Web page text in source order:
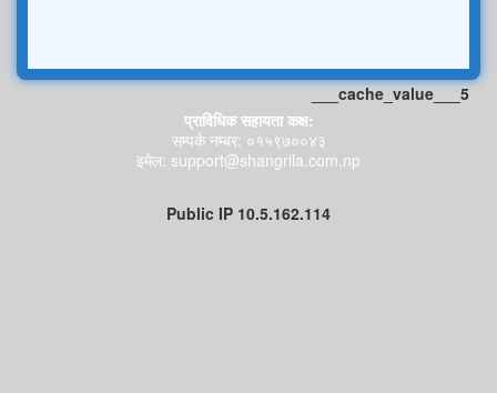
___cache_value___5
प्राविधिक सहायता कक्ष:
सम्पर्क नम्बर: ०१५९७००४३
इमेल: support@shangrila.com.np
Public IP 10.5.162.114